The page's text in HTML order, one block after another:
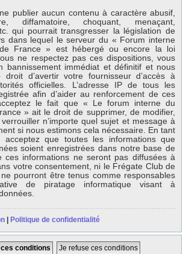
publier aucun contenu à caractère abusif,
diffamatoire, choquant, menaçant,
qui pourrait transgresser la législation de
dans lequel le serveur du « Forum interne
France » est hébergé ou encore la loi
ne respectez pas ces dispositions, vous
bannissement immédiat et définitif et nous
d’avertir votre fournisseur d’accès à
officielles. L’adresse IP de tous les
afin d’aider au renforcement de ces
le fait que « Le forum interne du
» ait le droit de supprimer, de modifier,
n’importe quel sujet et message à
si nous estimons cela nécessaire. En tant
acceptez que toutes les informations que
soient enregistrées dans notre base de
ces informations ne seront pas diffusées à
votre consentement, ni le Frégate Club de
pourront être tenus comme responsables
de piratage informatique visant à
Politique de confidentialité